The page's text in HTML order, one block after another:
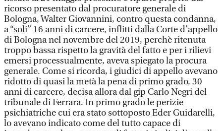
ricorso presentato dal procuratore generale di
Bologna, Walter Giovannini, contro questa condanna,
a “soli” 16 anni di carcere, inflitti dalla Corte d’appello
di Bologna nel novembre del 2019, perchè ritenuta
troppo bassa rispetto la gravità del fatto e per i rilievi
emersi processualmente, aveva spiegato la procura
generale. Come si ricorda, i giudici di appello avevano
ridotto di quasi la metà la pena di primo grado, 30
anni di carcere, decisa allora dal gip Carlo Negri del
tribunale di Ferrara. In primo grado le perizie
psichiatriche cui era stato sottoposto Eder Guidarelli,
lo avevano indicato come del tutto capace di